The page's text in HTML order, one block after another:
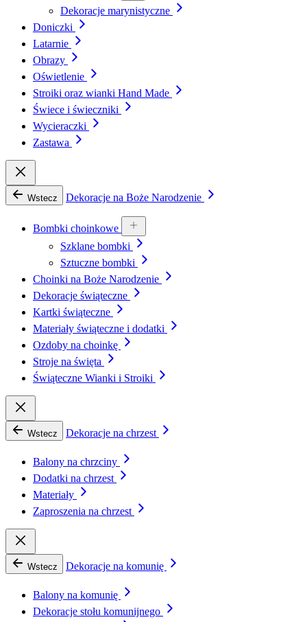
Dekoracje marynistyczne
Doniczki
Latarnie
Obrazy
Oświetlenie
Stroiki oraz wianki Hand Made
Świece i świeczniki
Wycieraczki
Zastawa
Wstecz Dekoracje na Boże Narodzenie
Bombki choinkowe
Szklane bombki
Sztuczne bombki
Choinki na Boże Narodzenie
Dekoracje świąteczne
Kartki świąteczne
Materiały świąteczne i dodatki
Ozdoby na choinkę
Stroje na święta
Świąteczne Wianki i Stroiki
Wstecz Dekoracje na chrzest
Balony na chrzciny
Dodatki na chrzest
Materiały
Zaproszenia na chrzest
Wstecz Dekoracje na komunię
Balony na komunię
Dekoracje stołu komunijnego